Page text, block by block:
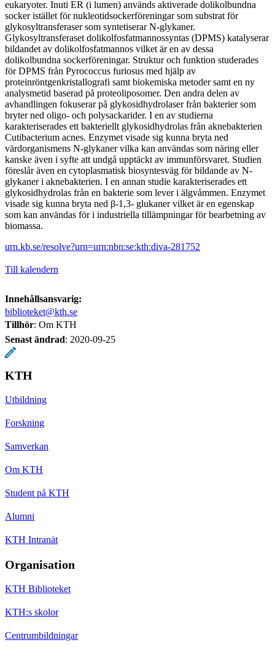
eukaryoter. Inuti ER (i lumen) används aktiverade dolikolbundna
socker istället för nukleotidsockerföreningar som substrat för
glykosyltransferaser som syntetiserar N-glykaner.
Glykosyltransferaset dolikolfosfatmannossyntas (DPMS) katalyserar
bildandet av dolikolfosfatmannos vilket är en av dessa
dolikolbundna sockerföreningar. Struktur och funktion studerades
för DPMS från Pyrococcus furiosus med hjälp av
proteinröntgenkristallografi samt biokemiska metoder samt en ny
analysmetid baserad på proteoliposomer. Den andra delen av
avhandlingen fokuserar på glykosidhydrolaser från bakterier som
bryter ned oligo- och polysackarider. I en av studierna
karakteriserades ett bakteriellt glykosidhydrolas från aknebakterien
Cutibacterium acnes. Enzymet visade sig kunna bryta ned
värdorganismens N-glykaner vilka kan användas som näring eller
kanske även i syfte att undgå upptäckt av immunförsvaret. Studien
föreslår även en cytoplasmatisk biosyntesväg för bildande av N-
glykaner i aknebakterien. I en annan studie karakteriserades ett
glykosidhydrolas från en bakterie som lever i älgvåmmen. Enzymet
visade sig kunna bryta ned β-1,3- glukaner vilket är en egenskap
som kan användas för i industriella tillämpningar för bearbetning av
biomassa.
urn.kb.se/resolve?urn=urn:nbn:se:kth:diva-281752
Till kalendern
Innehållsansvarig:
biblioteket@kth.se
Tillhör: Om KTH
Senast ändrad: 2020-09-25
KTH
Utbildning
Forskning
Samverkan
Om KTH
Student på KTH
Alumni
KTH Intranät
Organisation
KTH Biblioteket
KTH:s skolor
Centrumbildningar